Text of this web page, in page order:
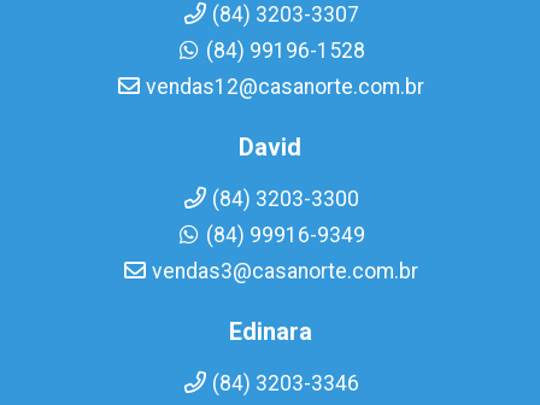
(84) 3203-3307
(84) 99196-1528
vendas12@casanorte.com.br
David
(84) 3203-3300
(84) 99916-9349
vendas3@casanorte.com.br
Edinara
(84) 3203-3346